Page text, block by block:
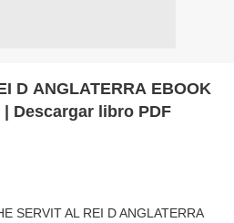
D ANGLATERRA EBOOK
| Descargar libro PDF